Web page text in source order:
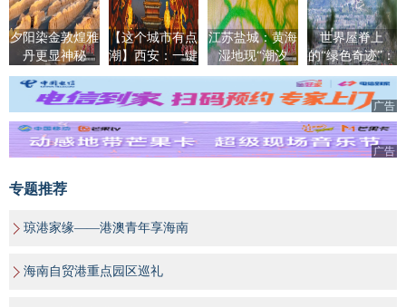
夕阳染金敦煌雅
丹更显神秘
【这个城市有点
潮】西安：一键
穿越！
江苏盐城：黄海
湿地现“潮汐
树”景观
世界屋脊上
的“绿色奇迹”：
拉萨南北山绿意
盎然
广告
广告
专题推荐
琼港家缘——港澳青年享海南
海南自贸港重点园区巡礼